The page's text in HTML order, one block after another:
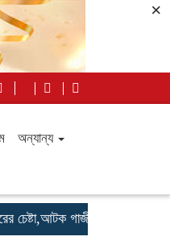
×
অন্যান্য
চেষ্টা,আটক গাজীপুরের তরুণী